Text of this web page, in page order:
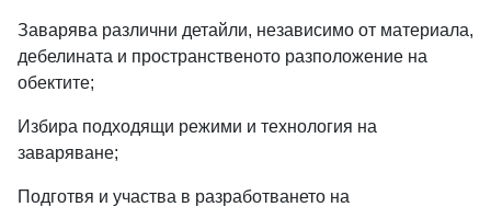
Заварява различни детайли, независимо от материала,
дебелината и пространственото разположение на
обектите;
Избира подходящи режими и технология на
заваряване;
Подготвя и участва в разработването на
Job Level